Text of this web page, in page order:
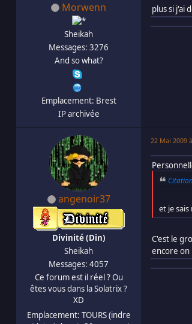
Morwenn
Sheikah
Messages: 3276
And so what?
Emplacement: Brest
IP archivée
plus si j'ai
angenoir37
Divinité (Din)
Sheikah
Messages: 4057
Ce forum est il réel ? Ou
êtes vous dans la Solatrix ?
XD
Emplacement: TOURS (indre
22 Mai 2009
et je
C'est le
encore on